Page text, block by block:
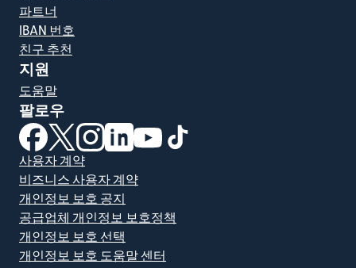
파트너
IBAN 번호
친구 추천
지원
도움말
팔로우
(새 창에서 열림)
(새 창에서 열림)
(새 창에서 열림)
(새 창에서 열림)
(새 창에서 열림)
사용자 계약
비즈니스 사용자 계약
개인정보 보호 공지
공급업체 개인정보 보호정책
개인정보 보호 선택
개인정보 보호 도움말 센터